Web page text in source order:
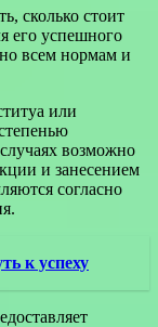
сколько стоит
его успешного
всем нормам и
или
возможно
и занесением
согласно
к успеху